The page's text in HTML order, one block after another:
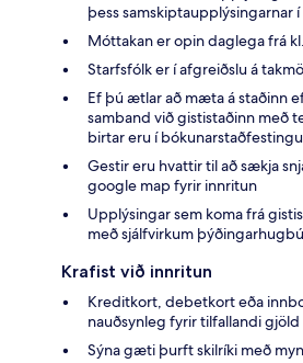
þess samskiptaupplýsingarnar
Móttakan er opin daglega frá
Starfsfólk er í afgreiðslu á
Ef þú ætlar að mæta á staðinn
samband við gististaðinn með
birtar eru í
Gestir eru hvattir til að sækja
google map fyrir innritun
Upplýsingar sem koma frá
með sjálfvirkum
Krafist við innritun
Kreditkort, debetkort eða
nauðsynleg fyrir tilfallandi gjöld
Sýna gæti þurft skilríki með